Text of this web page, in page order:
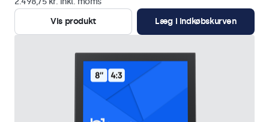
Vis produkt
Læg i indkøbskurven